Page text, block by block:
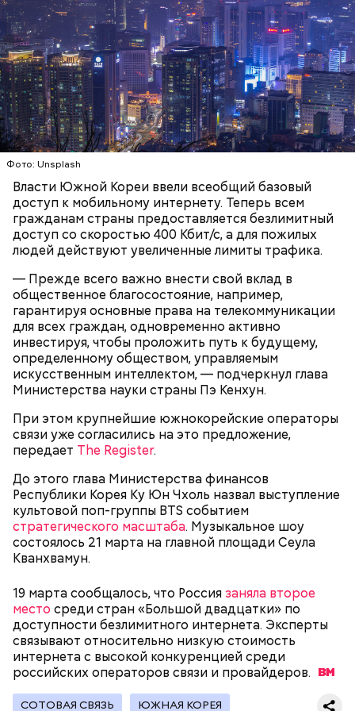
Фото: Unsplash
Власти Южной Кореи ввели всеобщий базовый
доступ к мобильному интернету. Теперь всем
гражданам страны предоставляется безлимитный
доступ со скоростью 400 Кбит/с, а для пожилых
людей действуют увеличенные лимиты трафика.
— Прежде всего важно внести свой вклад в
общественное благосостояние, например,
гарантируя основные права на телекоммуникации
для всех граждан, одновременно активно
инвестируя, чтобы проложить путь к будущему,
определенному обществом, управляемым
искусственным интеллектом, — подчеркнул глава
Министерства науки страны Пэ Кенхун.
При этом крупнейшие южнокорейские операторы
связи уже согласились на это предложение,
передает The Register.
До этого глава Министерства финансов
Республики Корея Ку Юн Чхоль назвал выступление
культовой поп-группы BTS событием
стратегического масштаба. Музыкальное шоу
состоялось 21 марта на главной площади Сеула
Кванхвамун.
19 марта сообщалось, что Россиязаняла второе
место среди стран «Большой двадцатки» по
доступности безлимитного интернета. Эксперты
связывают относительно низкую стоимость
интернета с высокой конкуренцией среди
российских операторов связи и провайдеров.
СОТОВАЯ СВЯЗЬ ЮЖНАЯ КОРЕЯ
Фото: Shutterstock
Главная особенность острова Сокотра —
драконовые деревья, которые растут только здесь.
Внешне они напоминают большие грибы, а
драконовыми их называют из-за красного цвета
смолы, которую местные жители сравнивают с
кровью дракона. Они же используют ее в
медицинских целях и красят ей ткань и волосы.
К тому же здесь водятся редкие виды животных и
других растений, которых в мире больше нигде не
встретить. На Сокотре также есть горы,
известняковое плато и прибрежные равнины,
которые дополняют «внеземную» атмосферу.
наймом персонала и продажей продуктов. В 2000
году Балмер сменил Билла Гейтса на посту
генерального директора. Им он оставался до 2014
года, после чего ушел с поста, но остался
держателем акций компании. Сейчас его состояние
оценивается в 126 миллиардов долларов.
Сергей Брин
Фото: World Economic Forum / CC BY-NC-SA 2.0